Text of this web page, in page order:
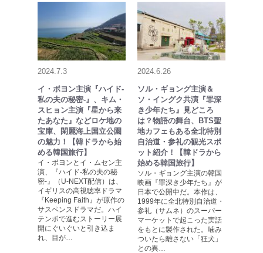
2024.7.3
イ・ボヨン主演『ハイド-
私の夫の秘密-』、キム・
スヒョン主演『星から来
たあなた』などロケ地の
宝庫、閑麗海上国立公園
の魅力！【韓ドラから始
める韓国旅行】
イ・ボヨンとイ・ムセン主
演、『ハイド-私の夫の秘
密-』（U-NEXT配信）は、
イギリスの高視聴率ドラマ
『Keeping Faith』が原作の
サスペンスドラマだ。ハイ
テンポで進むストーリー展
開にぐいぐいと引き込ま
れ、目が…
2024.6.26
ソル・ギョング主演＆
ソ・イングク共演『罪深
き少年たち』見どころ
は？物語の舞台、BTS聖
地カフェもある全北特別
自治道・参礼の観光スポ
ット紹介！【韓ドラから
始める韓国旅行】
ソル・ギョング主演の韓国
映画『罪深き少年たち』が
日本で公開中だ。本作は、
1999年に全北特別自治道・
参礼（サムネ）のスーパー
マーケットで起こった実話
をもとに製作された。噛み
ついたら離さない「狂犬」
との異…